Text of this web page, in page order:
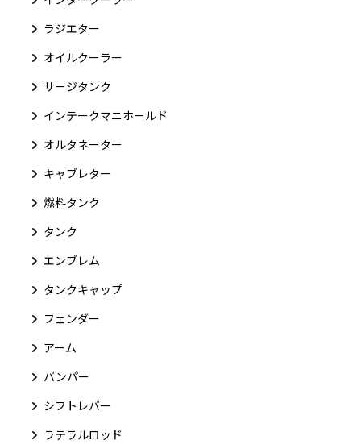
ラジエター
オイルクーラー
サージタンク
インテークマニホールド
オルタネーター
キャブレター
燃料タンク
タンク
エンブレム
タンクキャップ
フェンダー
アーム
バンパー
シフトレバー
ラテラルロッド